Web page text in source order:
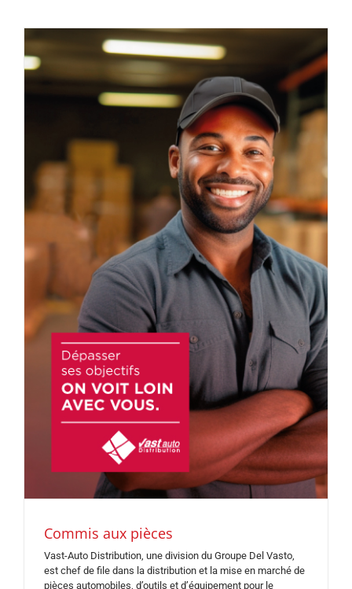
Commis aux pièces
Vast-Auto Distribution, une division du Groupe Del Vasto,
est chef de file dans la distribution et la mise en marché de
pièces automobiles, d’outils et d’équipement pour le